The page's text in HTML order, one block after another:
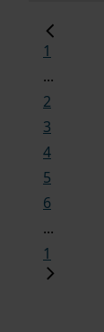
1
...
2
3
4
5
6
...
1